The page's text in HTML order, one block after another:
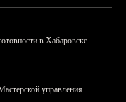
в Хабаровске
управления